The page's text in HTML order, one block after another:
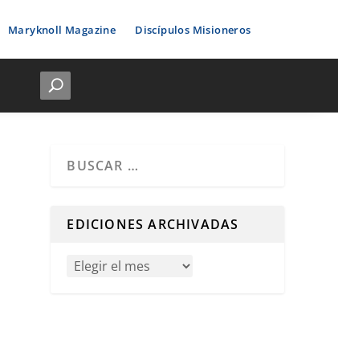
Maryknoll Magazine Discípulos Misioneros
EDICIONES ARCHIVADAS